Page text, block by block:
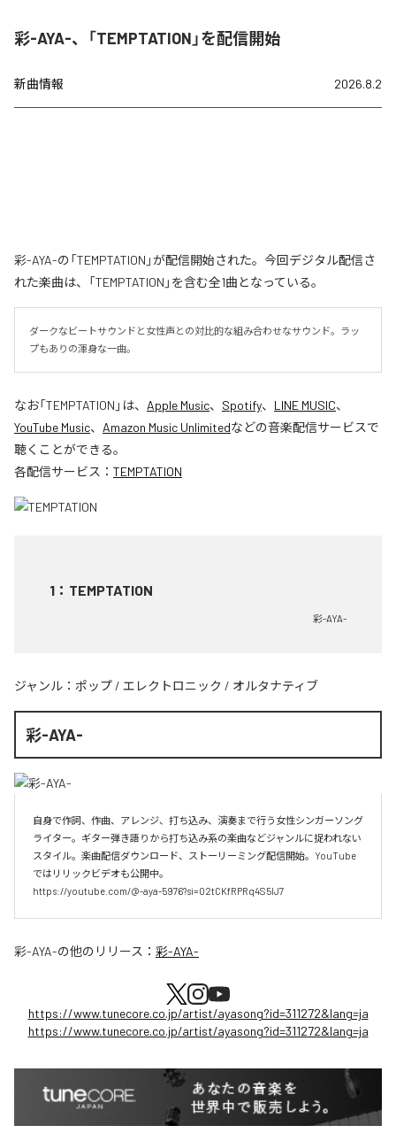
彩-AYA-、「TEMPTATION」を配信開始
新曲情報 2026.8.2
彩-AYA-の「TEMPTATION」が配信開始された。今回デジタル配信さ
れた楽曲は、「TEMPTATION」を含む全1曲となっている。
ダークなビートサウンドと女性声との対比的な組み合わせなサウンド。ラッ
プもありの渾身な一曲。
なお「TEMPTATION 」は、 Apple Music、 Spotify、 LINE MUSIC、
YouTube Music、 Amazon Music Unlimitedなどの音楽配信サービスで
聴くことができる。
各配信サービス： TEMPTATION
1 ： TEMPTATION
彩-AYA-
ジャンル： ポップ / エレクトロニック / オルタナティブ
彩-AYA-
自身で作詞、作曲、アレンジ、打ち込み、演奏まで行う女性シンガーソング
ライター。ギター弾き語りから打ち込み系の楽曲などジャンルに捉われない
スタイル。楽曲配信ダウンロード、ストーリーミング配信開始。YouTube
ではリリックビデオも公開中。
https://youtube.com/@-aya-5976?si=02tCKfRPRq4S5lJ7
彩-AYA-の他のリリース： 彩-AYA-
https://www.tunecore.co.jp/artist/ayasong?id=311272&lang=ja
https://www.tunecore.co.jp/artist/ayasong?id=311272&lang=ja